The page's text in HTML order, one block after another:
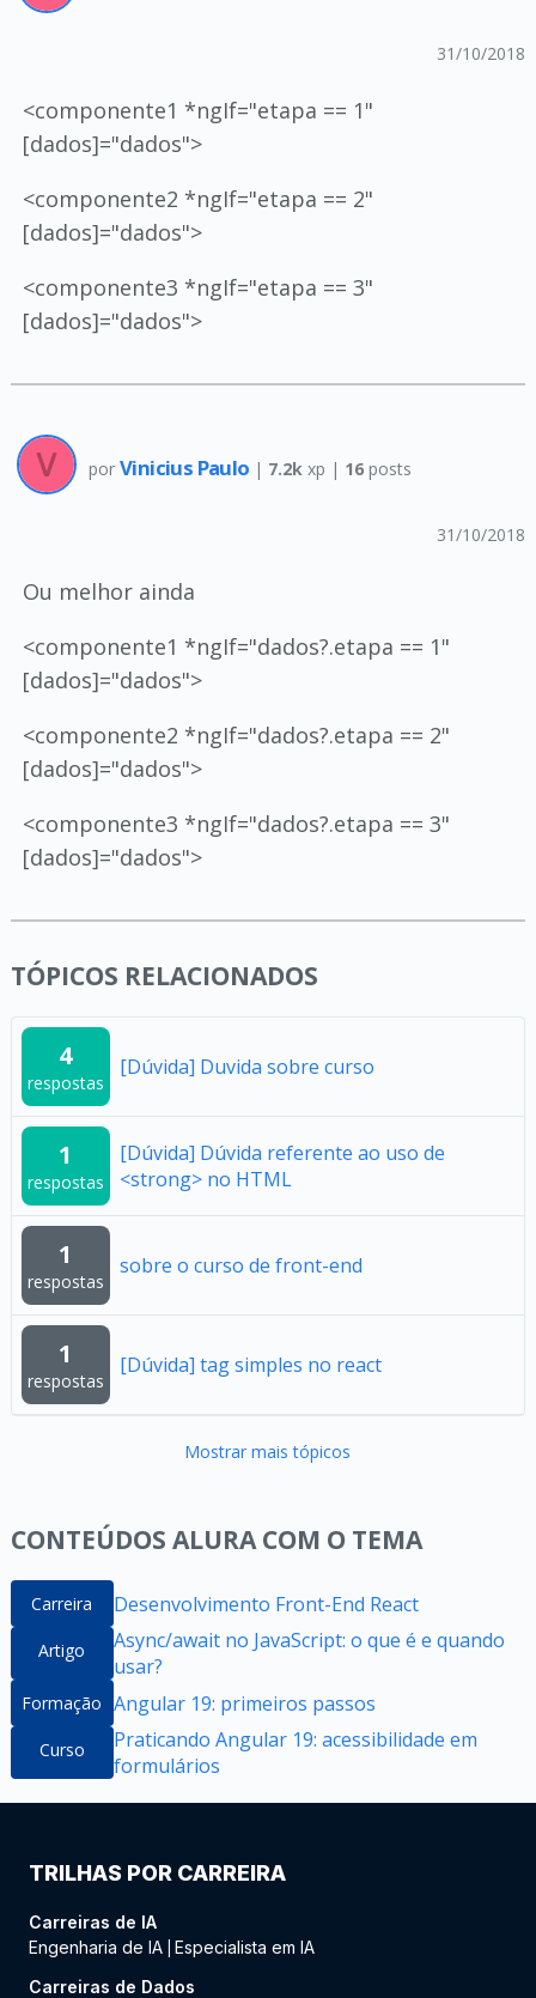
31/10/2018
<componente1 *ngIf="etapa == 1"
[dados]="dados">
<componente2 *ngIf="etapa == 2"
[dados]="dados">
<componente3 *ngIf="etapa == 3"
[dados]="dados">
por Vinicius Paulo | 7.2k xp | 16posts
31/10/2018
Ou melhor ainda
<componente1 *ngIf="dados?.etapa == 1"
[dados]="dados">
<componente2 *ngIf="dados?.etapa == 2"
[dados]="dados">
<componente3 *ngIf="dados?.etapa == 3"
[dados]="dados">
TÓPICOS RELACIONADOS
4
respostas
[Dúvida] Duvida sobre curso
1
respostas
[Dúvida] Dúvida referente ao uso de
<strong> no HTML
1
respostas
sobre o curso de front-end
1
respostas
[Dúvida] tag simples no react
Mostrar mais tópicos
CONTEÚDOS ALURA COM O TEMA
Carreira Desenvolvimento Front-End React
Artigo
Async/await no JavaScript: o que é e quando
usar?
Formação Angular 19: primeiros passos
Curso
Praticando Angular 19: acessibilidade em
formulários
TRILHAS POR CARREIRA
Carreiras de IA
Engenharia de IA Especialista em IA
Carreiras de Dados